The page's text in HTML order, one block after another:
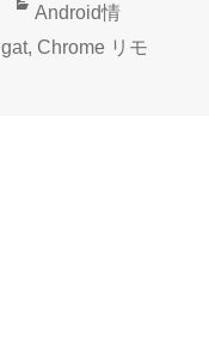
カ
テ
Android情
, Chrome リモ